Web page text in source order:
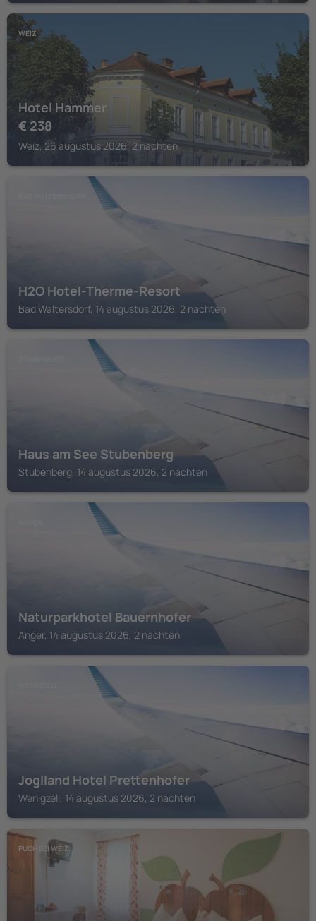
WEIZ
Hotel Hammer
€ 238
Weiz, 26 augustus 2026, 2 nachten
H2O Hotel-Therme-Resort
Bad Waltersdorf, 14 augustus 2026, 2 nachten
Haus am See Stubenberg
Stubenberg, 14 augustus 2026, 2 nachten
Naturparkhotel Bauernhofer
Anger, 14 augustus 2026, 2 nachten
Joglland Hotel Prettenhofer
Wenigzell, 14 augustus 2026, 2 nachten
PUCH BEI WEIZ